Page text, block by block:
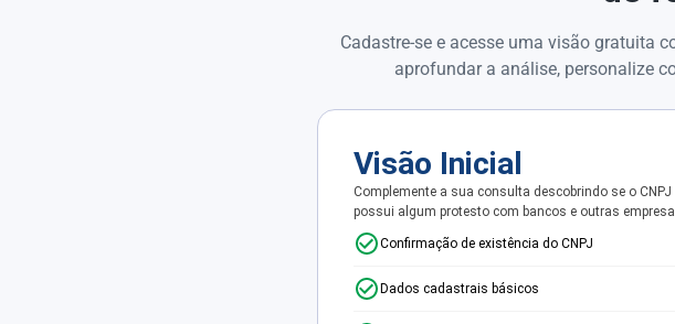
Cadastre-se e acesse uma visão gratuita
aprofundar a análise, personalize
Visão Inicial
Complemente a sua consulta descobrindo se o CNPJ
possui algum protesto com bancos e outras
Confirmação de existência do CNPJ
Dados cadastrais básicos